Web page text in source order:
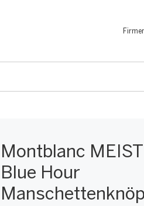
Montblanc
Blue Hour